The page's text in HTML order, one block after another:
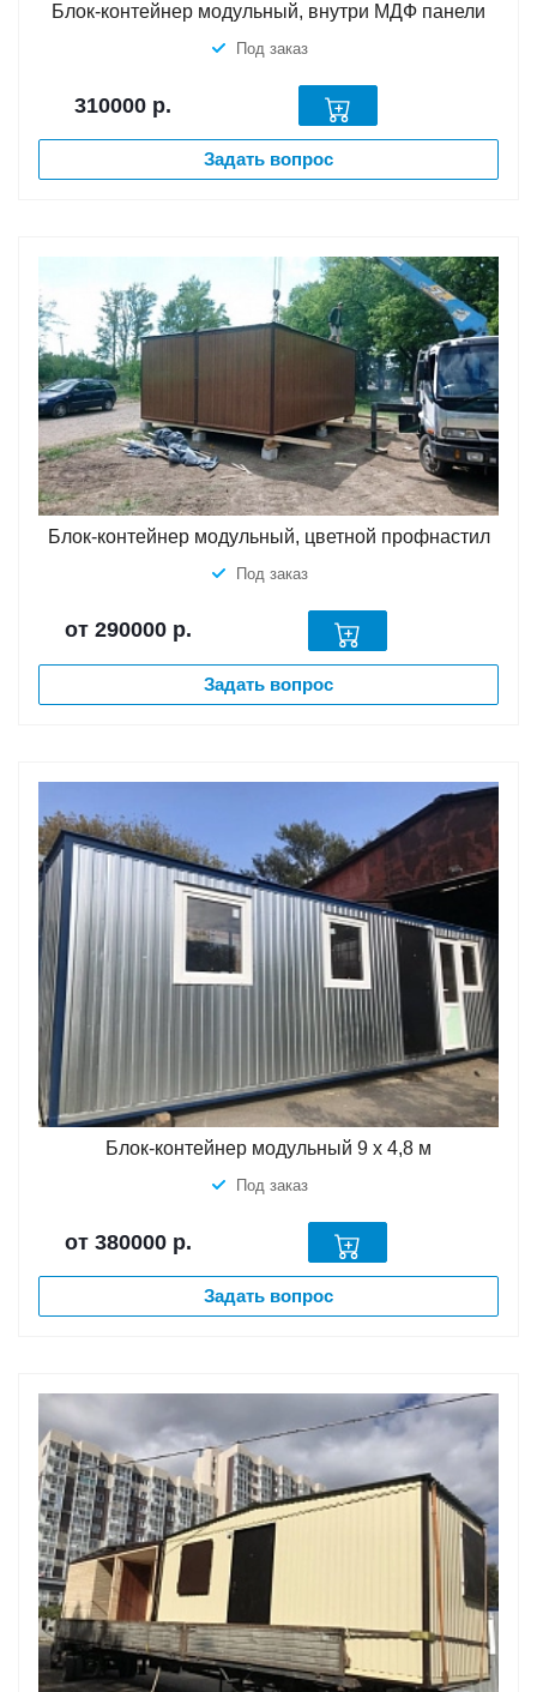
Блок-контейнер модульный, внутри МДФ панели
Под заказ
310000 р.
Задать вопрос
Блок-контейнер модульный, цветной профнастил
Под заказ
от 290000 р.
Задать вопрос
Блок-контейнер модульный 9 х 4,8 м
Под заказ
от 380000 р.
Задать вопрос